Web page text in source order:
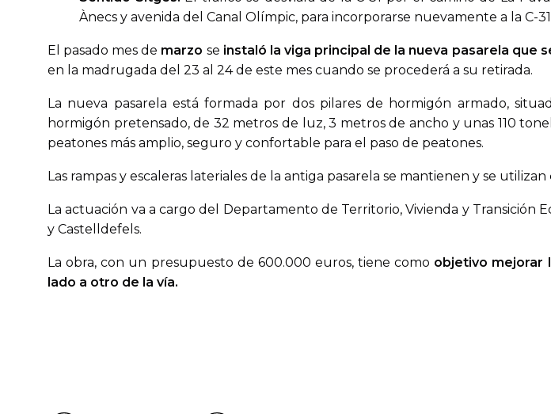
Ànecs y avenida del Canal Olímpic, para incorporarse nuevamente a la C-
El pasado mes de marzo se instaló la viga principal de la nueva pasarela que
en la madrugada del 23 al 24 de este mes cuando se procederá a su retirada.
La nueva pasarela está formada por dos pilares de hormigón armado,
hormigón pretensado, de 32 metros de luz, 3 metros de ancho y unas 110
peatones más amplio, seguro y confortable para el paso de peatones.
Las rampas y escaleras lateriales de la antiga pasarela se mantienen y se
La actuación va a cargo del Departamento de Territorio, Vivienda y
y Castelldefels.
La obra, con un presupuesto de 600.000 euros, tiene como objetivo mejorar
lado a otro de la vía.